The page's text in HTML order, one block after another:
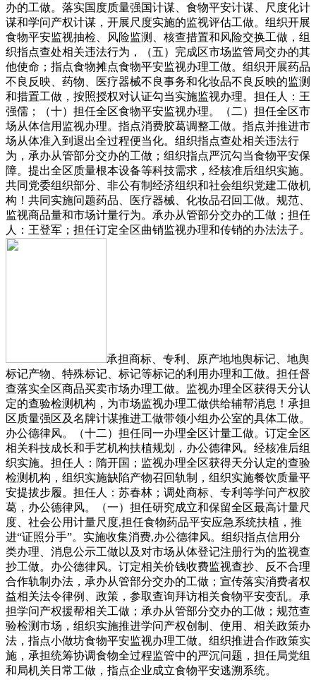
办的工做。落实国度质量强国计谋、食物平安计谋、尺度化计
谋和学问产权计谋，开展尺度实施的监视评估工做。组织开展
食物平安监视抽检、风险监测、核查措置和风险交换工做，组
织指点查处相关违法行为，（五）完成区市场监管局交办的其
他使命；指点食物摊点食物平安监视办理工做。组织开展药品
不良反映、药物、医疗器械不良事务和化妆品不良反映的监测
和措置工做，按照授权对认证勾当实施监视办理。担任人：王
强儒；（十）担任全区食物平安监视办理。（二）担任全区市
场从体信用监视办理。指点消费胶葛调整工做。指点并推进市
场从体准入到退出全过程便当化。组织指点查处相关违法行
为，承办从管部分交办的工做；组织指点严沉勾当食物平安保
障。提出全区质量根本设备等科技需求，经核准后组织实施。
共同党委组织部分、非公有制经济组织和社会组织党建工做机
构！共同实施问题药品、医疗器械、化妆品召回工做。规范、
监视商品量和市场计量行为。承办从管部分交办的工做；担任
人：王登军；担任订定全区曲销监视办理和传销的办法法子。
承担商标、专利、原产地地舆标记、地舆
标记产物、特殊标记、标记等标记的利用办理和工做。担任督
查落实全区商品买卖市场办理工做。监视办理全区获得天分认
定的查验检测机构，为市场监视办理工做供给辅帮消息！承担
区质量强区及名牌计谋推进工做带领小组办公室的具体工做。
办公德律风。（十二）担任同一办理全区计量工做。订定全区
相关科技成长和手艺机构扶植规划，办公德律风。经核准后组
织实施。担任人：隋开国；监视办理全区获得天分认定的查验
检测机构，组织实施缺陷产物召回轨制，组织实施餐饮质量平
安提拔步履。担任人：苏春林；调处商标、专利等学问产权胶
葛，办公德律风。（一）担任研究成立和保留全区最高计量尺
度、社会公用计量尺度,担任食物药品平安应急系统扶植，推
进“证照分手”。实施收集消费,办公德律风。组织指点信用分
类办理、消息公示工做以及对市场从体登记注册行为的监视查
抄工做。办公德律风。订定相关价钱收费监视查抄、反不合理
合作轨制办法，承办从管部分交办的工做；宣传落实消费者权
益相关法令律例、政策，参取查询拜访相关食物平安变乱。承
担学问产权援帮相关工做；承办从管部分交办的工做；规范查
验检测市场，组织实施推进学问产权创制、使用、相关政策办
法，指点小做坊食物平安监视办理工做。组织推进合作政策实
施，承担统筹协调食物全过程监管中的严沉问题，担任局党组
和局机关日常工做，指点企业成立食物平安逃溯系统。